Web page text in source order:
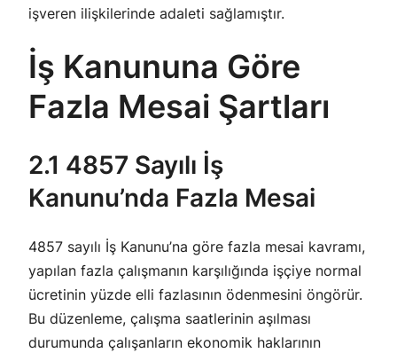
işveren ilişkilerinde adaleti sağlamıştır.
İş Kanununa Göre
Fazla Mesai Şartları
2.1 4857 Sayılı İş
Kanunu’nda Fazla Mesai
4857 sayılı İş Kanunu’na göre fazla mesai kavramı,
yapılan fazla çalışmanın karşılığında işçiye normal
ücretinin yüzde elli fazlasının ödenmesini öngörür.
Bu düzenleme, çalışma saatlerinin aşılması
durumunda çalışanların ekonomik haklarının